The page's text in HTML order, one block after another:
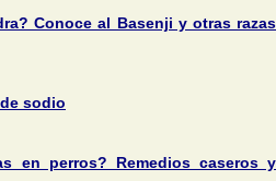
Conoce al Basenji y otras razas
sodio
en perros? Remedios caseros y